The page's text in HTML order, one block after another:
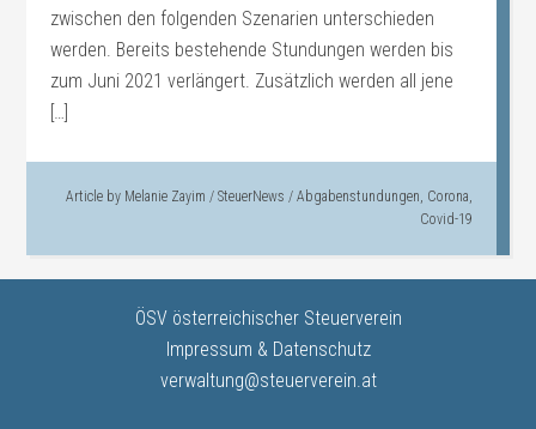
zwischen den folgenden Szenarien unterschieden
werden. Bereits bestehende Stundungen werden bis
zum Juni 2021 verlängert. Zusätzlich werden all jene
[…]
Article by Melanie Zayim / SteuerNews / Abgabenstundungen, Corona,
Covid-19
ÖSV österreichischer Steuerverein
Impressum & Datenschutz
verwaltung@steuerverein.at